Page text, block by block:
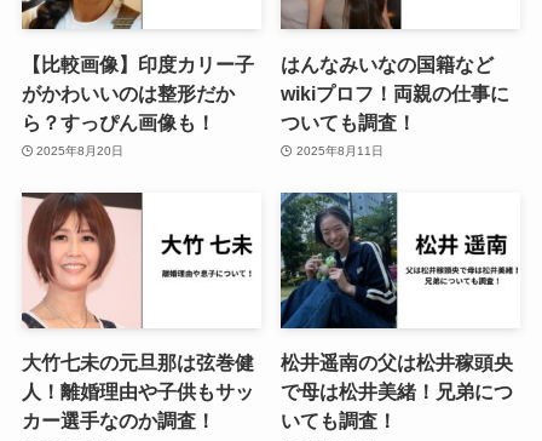
【比較画像】印度カリー子
がかわいいのは整形だか
ら？すっぴん画像も！
2025年8月20日
はんなみいなの国籍など
wikiプロフ！両親の仕事に
ついても調査！
2025年8月11日
大竹七未の元旦那は弦巻健
人！離婚理由や子供もサッ
カー選手なのか調査！
松井遥南の父は松井稼頭央
で母は松井美緒！兄弟につ
いても調査！